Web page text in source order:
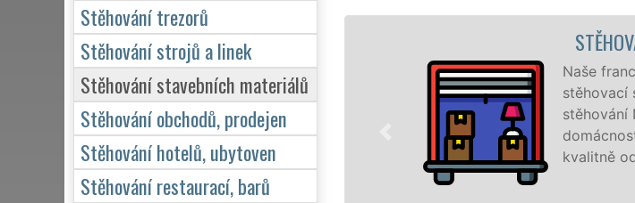
Naše
stěhovací
stěhování
kvalitně
Stěhování trezorů
Stěhování strojů a linek
Stěhování stavebních materiálů
Stěhování obchodů, prodejen
Stěhování hotelů, ubytoven
Stěhování restaurací, barů